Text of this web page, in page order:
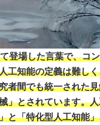
登場した言葉で、コ
工知能の定義は難し
者間でも統一された
」とされています。
と「特化型人工知能